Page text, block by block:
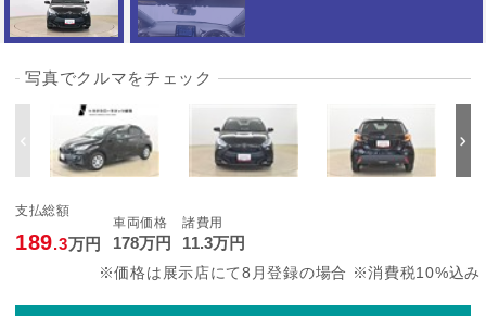
写真でクルマをチェック
支払総額
189.3万円
車両価格
178万円
諸費用
11.3万円
※価格は展示店にて8月登録の場合 ※消費税10%込み